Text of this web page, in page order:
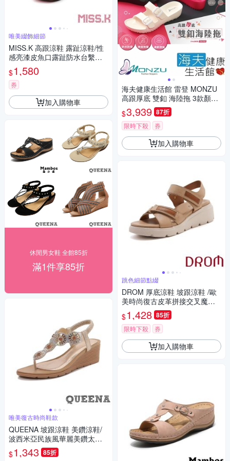
唯美綴飾細節
MISS.K 高跟涼鞋 露趾涼鞋/性
感亮漆皮魚口露趾防水台繫帶1
2CM高跟涼鞋 粉
$1,580
券
加入購物車
休閒男女鞋 全館85折
滿1件享85折
唯美復古時尚鞋款
QUEENA 坡跟涼鞋 美鑽涼鞋/
波西米亞民族風華麗美鑽太陽
花朵T字造型坡跟涼鞋 金
$1,343 85折
海夫健康生活館 雷登 MONZU
高跟厚底 雙釦 海陸拖 3款顏色
任選12雙
$3,939 87折
限時下殺 券
加入購物車
跳色細節點綴
DROM 厚底涼鞋 坡跟涼鞋 /歐
美時尚復古皮革拼接交叉魔鬼
粘厚底坡跟涼鞋 棕
$1,428 85折
限時下殺 券
加入購物車